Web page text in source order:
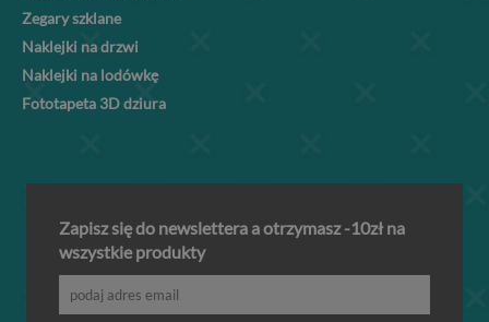
Zegary szklane
Naklejki na drzwi
Naklejki na lodówkę
Fototapeta 3D dziura
Zapisz się do newslettera a otrzymasz -10zł na
wszystkie produkty